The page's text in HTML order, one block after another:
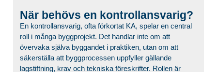
När behövs en kontrollansvarig?
En kontrollansvarig, ofta förkortat KA, spelar en central
roll i många byggprojekt. Det handlar inte om att
övervaka själva byggandet i praktiken, utan om att
säkerställa att byggprocessen uppfyller gällande
lagstiftning, krav och tekniska föreskrifter. Rollen är